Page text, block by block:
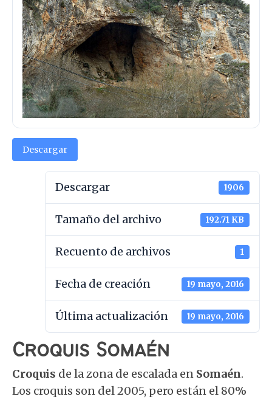
Descargar
Descargar 1906
Tamaño del archivo 192.71 KB
Recuento de archivos 1
Fecha de creación 19 mayo, 2016
Última actualización 19 mayo, 2016
Croquis Somaén
Croquis de la zona de escalada en Somaén.
Los croquis son del 2005, pero están el 80%